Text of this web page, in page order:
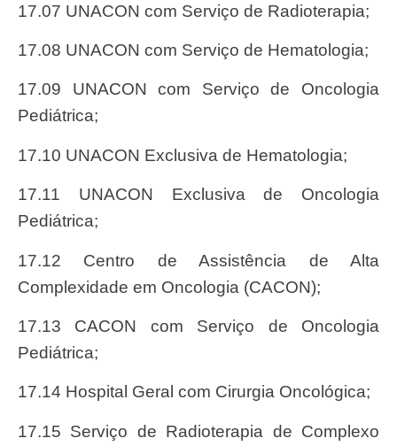
17.07 UNACON com Serviço de Radioterapia;
17.08 UNACON com Serviço de Hematologia;
17.09 UNACON com Serviço de Oncologia
Pediátrica;
17.10 UNACON Exclusiva de Hematologia;
17.11 UNACON Exclusiva de Oncologia
Pediátrica;
17.12 Centro de Assistência de Alta
Complexidade em Oncologia (CACON);
17.13 CACON com Serviço de Oncologia
Pediátrica;
17.14 Hospital Geral com Cirurgia Oncológica;
17.15 Serviço de Radioterapia de Complexo